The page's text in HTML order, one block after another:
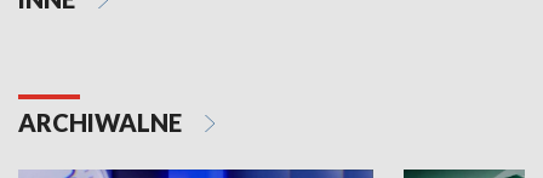
ARCHIWALNE